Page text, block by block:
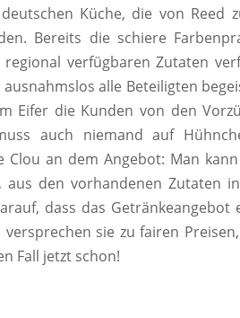
Küche, die von Reed
Bereits die schiere
regional verfügbaren Zutaten
alle Beteiligten
Eifer die Kunden von den
auch niemand auf
Clou an dem Angebot: Man
den vorhandenen Zutaten
dass das Getränkeangebot
sie zu fairen
Fall jetzt schon!